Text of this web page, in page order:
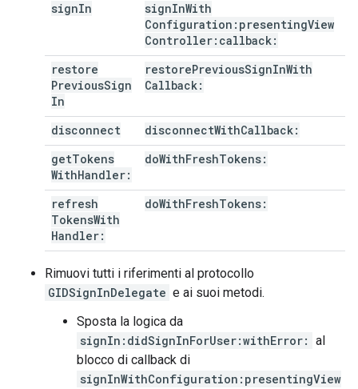
signIn signInWith
Configuration:presentingView
Controller:callback:
restore
PreviousSign
In
restorePreviousSignInWith
Callback:
disconnect disconnectWithCallback:
getTokens
WithHandler:
doWithFreshTokens:
refresh
TokensWith
Handler:
doWithFreshTokens:
Rimuovi tutti i riferimenti al protocollo
GIDSignInDelegate e ai suoi metodi.
Sposta la logica da
signIn:didSignInForUser:withError: al
blocco di callback di
signInWithConfiguration:presentingView